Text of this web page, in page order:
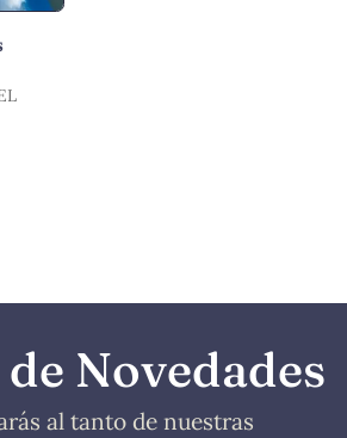
Novedades
al tanto de nuestras